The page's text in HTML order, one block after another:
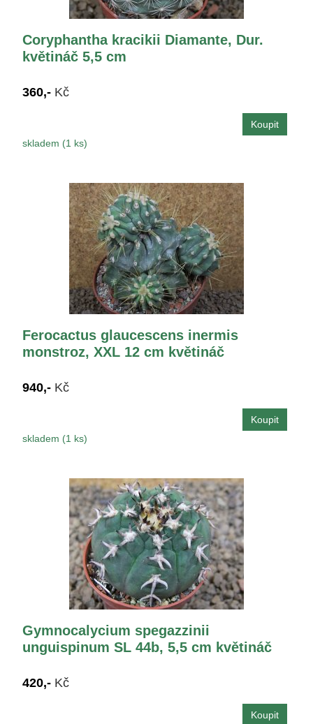
Coryphantha kracikii Diamante, Dur.
květináč 5,5 cm
360,- Kč
skladem (1 ks)
Ferocactus glaucescens inermis
monstroz, XXL 12 cm květináč
940,- Kč
skladem (1 ks)
Gymnocalycium spegazzinii
unguispinum SL 44b, 5,5 cm květináč
420,- Kč